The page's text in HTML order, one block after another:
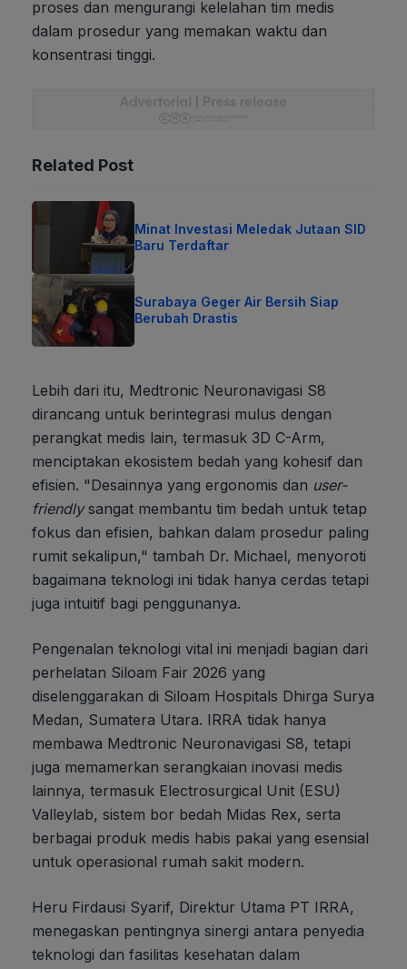
proses dan mengurangi kelelahan tim medis
dalam prosedur yang memakan waktu dan
konsentrasi tinggi.
Related Post
Minat Investasi Meledak Jutaan SID
Baru Terdaftar
Surabaya Geger Air Bersih Siap
Berubah Drastis
Lebih dari itu, Medtronic Neuronavigasi S8
dirancang untuk berintegrasi mulus dengan
perangkat medis lain, termasuk 3D C-Arm,
menciptakan ekosistem bedah yang kohesif dan
efisien. "Desainnya yang ergonomis dan user-
friendlysangat membantu tim bedah untuk tetap
fokus dan efisien, bahkan dalam prosedur paling
rumit sekalipun," tambah Dr. Michael, menyoroti
bagaimana teknologi ini tidak hanya cerdas tetapi
juga intuitif bagi penggunanya.
Pengenalan teknologi vital ini menjadi bagian dari
perhelatan Siloam Fair 2026 yang
diselenggarakan di Siloam Hospitals Dhirga Surya
Medan, Sumatera Utara. IRRA tidak hanya
membawa Medtronic Neuronavigasi S8, tetapi
juga memamerkan serangkaian inovasi medis
lainnya, termasuk Electrosurgical Unit (ESU)
Valleylab, sistem bor bedah Midas Rex, serta
berbagai produk medis habis pakai yang esensial
untuk operasional rumah sakit modern.
Heru Firdausi Syarif, Direktur Utama PT IRRA,
menegaskan pentingnya sinergi antara penyedia
teknologi dan fasilitas kesehatan dalam